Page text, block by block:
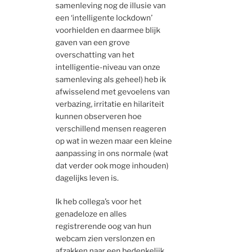
samenleving nog de illusie van
een ‘intelligente lockdown’
voorhielden en daarmee blijk
gaven van een grove
overschatting van het
intelligentie-niveau van onze
samenleving als geheel) heb ik
afwisselend met gevoelens van
verbazing, irritatie en hilariteit
kunnen observeren hoe
verschillend mensen reageren
op wat in wezen maar een kleine
aanpassing in ons normale (wat
dat verder ook moge inhouden)
dagelijks leven is.
Ik heb collega’s voor het
genadeloze en alles
registrerende oog van hun
webcam zien verslonzen en